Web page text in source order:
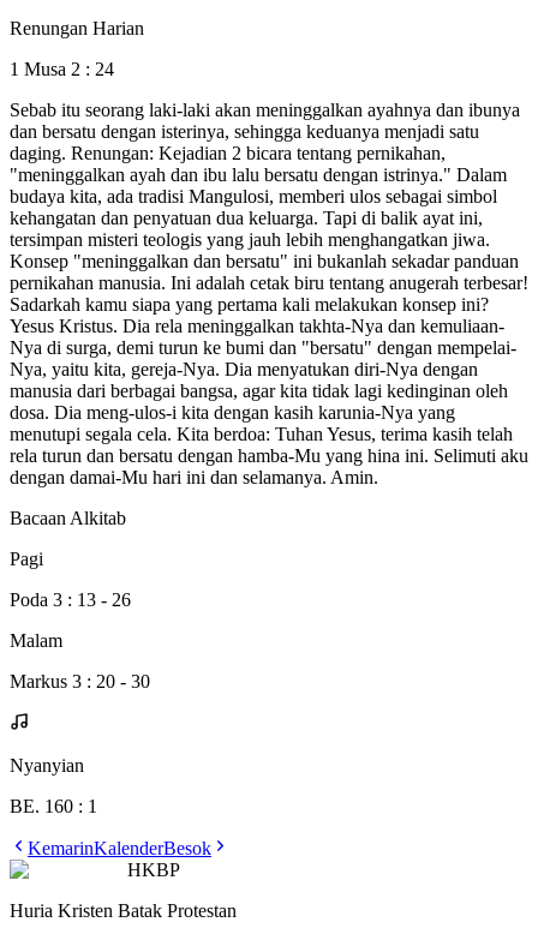
Renungan Harian
1 Musa 2 : 24
Sebab itu seorang laki-laki akan meninggalkan ayahnya dan ibunya
dan bersatu dengan isterinya, sehingga keduanya menjadi satu
daging. Renungan: Kejadian 2 bicara tentang pernikahan,
"meninggalkan ayah dan ibu lalu bersatu dengan istrinya." Dalam
budaya kita, ada tradisi Mangulosi, memberi ulos sebagai simbol
kehangatan dan penyatuan dua keluarga. Tapi di balik ayat ini,
tersimpan misteri teologis yang jauh lebih menghangatkan jiwa.
Konsep "meninggalkan dan bersatu" ini bukanlah sekadar panduan
pernikahan manusia. Ini adalah cetak biru tentang anugerah terbesar!
Sadarkah kamu siapa yang pertama kali melakukan konsep ini?
Yesus Kristus. Dia rela meninggalkan takhta-Nya dan kemuliaan-
Nya di surga, demi turun ke bumi dan "bersatu" dengan mempelai-
Nya, yaitu kita, gereja-Nya. Dia menyatukan diri-Nya dengan
manusia dari berbagai bangsa, agar kita tidak lagi kedinginan oleh
dosa. Dia meng-ulos-i kita dengan kasih karunia-Nya yang
menutupi segala cela. Kita berdoa: Tuhan Yesus, terima kasih telah
rela turun dan bersatu dengan hamba-Mu yang hina ini. Selimuti aku
dengan damai-Mu hari ini dan selamanya. Amin.
Bacaan Alkitab
Pagi
Poda 3 : 13 - 26
Malam
Markus 3 : 20 - 30
Nyanyian
BE. 160 : 1
KemarinKalenderBesok
HKBP
Huria Kristen Batak Protestan